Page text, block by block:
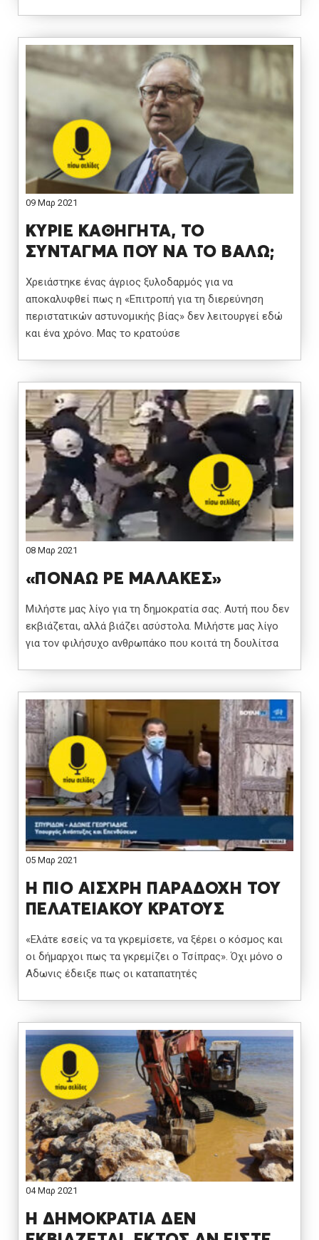
09 Μαρ 2021
ΚΥΡΙΕ ΚΑΘΗΓΗΤΑ, ΤΟ
ΣΥΝΤΑΓΜΑ ΠΟΥ ΝΑ ΤΟ ΒΑΛΩ;
Χρειάστηκε ένας άγριος ξυλοδαρμός για να
αποκαλυφθεί πως η «Επιτροπή για τη διερεύνηση
περιστατικών αστυνομικής βίας» δεν λειτουργεί εδώ
και ένα χρόνο. Μας το κρατούσε
08 Μαρ 2021
«ΠΟΝΑΩ ΡΕ ΜΑΛΑΚΕΣ»
Μιλήστε μας λίγο για τη δημοκρατία σας. Αυτή που δεν
εκβιάζεται, αλλά βιάζει ασύστολα. Μιλήστε μας λίγο
για τον φιλήσυχο ανθρωπάκο που κοιτά τη δουλίτσα
05 Μαρ 2021
Η ΠΙΟ ΑΙΣΧΡΗ ΠΑΡΑΔΟΧΗ ΤΟΥ
ΠΕΛΑΤΕΙΑΚΟΥ ΚΡΑΤΟΥΣ
«Ελάτε εσείς να τα γκρεμίσετε, να ξέρει ο κόσμος και
οι δήμαρχοι πως τα γκρεμίζει ο Τσίπρας». Όχι μόνο ο
Αδωνις έδειξε πως οι καταπατητές
04 Μαρ 2021
Η ΔΗΜΟΚΡΑΤΙΑ ΔΕΝ